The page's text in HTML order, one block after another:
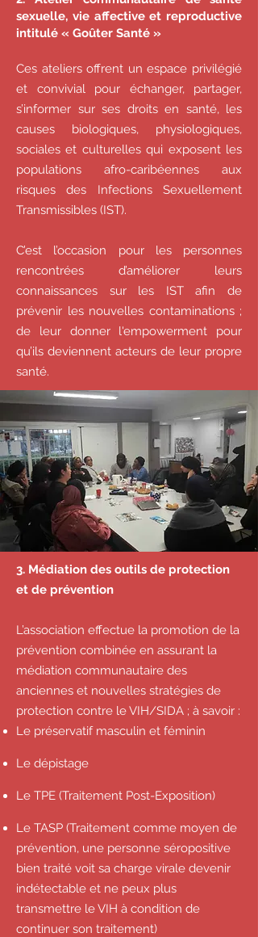
sexuelle, vie affective et reproductive
intitulé « Goûter Santé »
Ces ateliers offrent un espace privilégié
et convivial pour échanger, partager,
s’informer sur ses droits en santé, les
causes biologiques, physiologiques,
sociales et culturelles qui exposent les
populations afro-caribéennes aux
risques des Infections Sexuellement
Transmissibles (IST).
C’est l’occasion pour les personnes
rencontrées d’améliorer leurs
connaissances sur les IST afin de
prévenir les nouvelles contaminations ;
de leur donner l'empowerment pour
qu’ils deviennent acteurs de leur propre
santé.
3. Médiation des outils de protection
et de prévention
L’association effectue la promotion de la
prévention combinée en assurant la
médiation communautaire des
anciennes et nouvelles stratégies de
protection contre le VIH/SIDA ; à savoir :
Le préservatif masculin et féminin
Le dépistage
Le TPE (Traitement Post-Exposition)
Le TASP (Traitement comme moyen de
prévention, une personne séropositive
bien traité voit sa charge virale devenir
indétectable et ne peux plus
transmettre le VIH à condition de
continuer son traitement)